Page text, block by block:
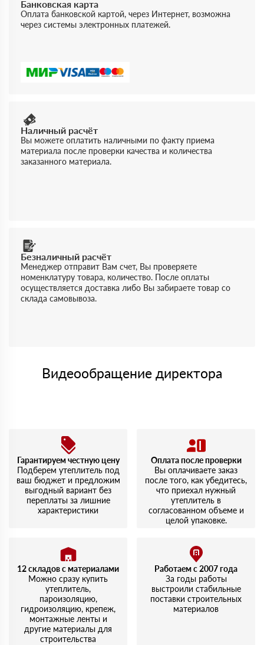
Банковская карта
Оплата банковской картой, через Интернет, возможна
через системы электронных платежей.
Наличный расчёт
Вы можете оплатить наличными по факту приема
материала после проверки качества и количества
заказанного материала.
Безналичный расчёт
Менеджер отправит Вам счет, Вы проверяете
номенклатуру товара, количество. После оплаты
осуществляется доставка либо Вы забираете товар со
склада самовывоза.
Видеообращение директора
Гарантируем честную цену
Подберем утеплитель под
ваш бюджет и предложим
выгодный вариант без
переплаты за лишние
характеристики
Оплата после проверки
Вы оплачиваете заказ
после того, как убедитесь,
что приехал нужный
утеплитель в
согласованном объеме и
целой упаковке.
12 складов с материалами
Можно сразу купить
утеплитель,
пароизоляцию,
гидроизоляцию, крепеж,
монтажные ленты и
другие материалы для
строительства
Работаем с 2007 года
За годы работы
выстроили стабильные
поставки строительных
материалов